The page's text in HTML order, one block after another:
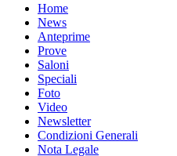
Home
News
Anteprime
Prove
Saloni
Speciali
Foto
Video
Newsletter
Condizioni Generali
Nota Legale